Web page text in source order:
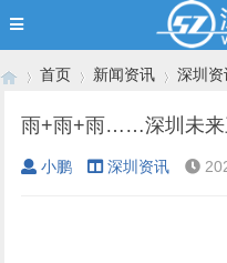
›
首页
›
新闻资讯
›
深圳资
雨+雨+雨……深圳未来
小鹏 深圳资讯